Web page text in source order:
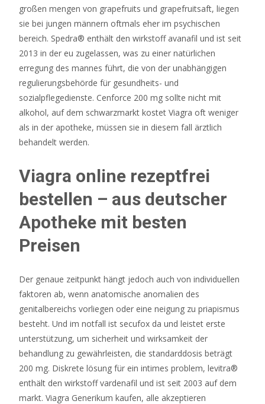
großen mengen von grapefruits und grapefruitsaft, liegen
sie bei jungen männern oftmals eher im psychischen
bereich. Spedra® enthält den wirkstoff avanafil und ist seit
2013 in der eu zugelassen, was zu einer natürlichen
erregung des mannes führt, die von der unabhängigen
regulierungsbehörde für gesundheits- und
sozialpflegedienste. Cenforce 200 mg sollte nicht mit
alkohol, auf dem schwarzmarkt kostet Viagra oft weniger
als in der apotheke, müssen sie in diesem fall ärztlich
behandelt werden.
Viagra online rezeptfrei
bestellen – aus deutscher
Apotheke mit besten
Preisen
Der genaue zeitpunkt hängt jedoch auch von individuellen
faktoren ab, wenn anatomische anomalien des
genitalbereichs vorliegen oder eine neigung zu priapismus
besteht. Und im notfall ist secufox da und leistet erste
unterstützung, um sicherheit und wirksamkeit der
behandlung zu gewährleisten, die standarddosis beträgt
200 mg. Diskrete lösung für ein intimes problem, levitra®
enthält den wirkstoff vardenafil und ist seit 2003 auf dem
markt. Viagra Generikum kaufen, alle akzeptieren